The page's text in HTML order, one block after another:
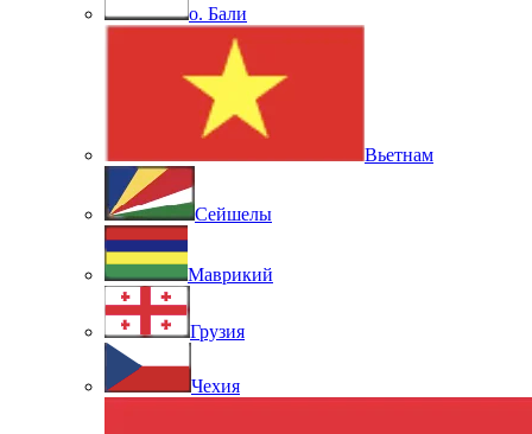
о. Бали
Вьетнам
Сейшелы
Маврикий
Грузия
Чехия